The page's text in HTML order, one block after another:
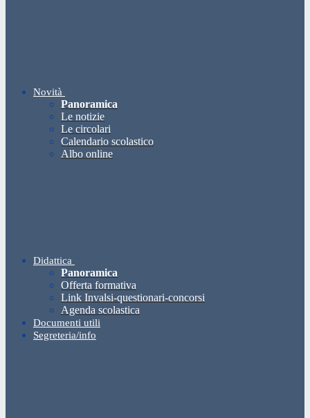
Novità
Panoramica
Le notizie
Le circolari
Calendario scolastico
Albo online
Didattica
Panoramica
Offerta formativa
Link Invalsi-questionari-concorsi
Agenda scolastica
Documenti utili
Segreteria/info